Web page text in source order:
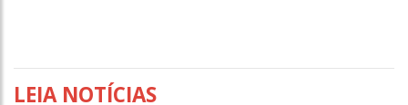
LEIA NOTÍCIAS